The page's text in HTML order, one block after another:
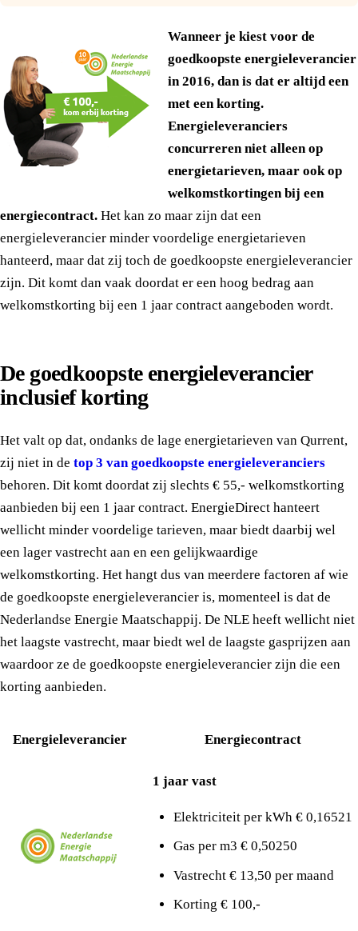
Wanneer je kiest voor de
goedkoopste energieleverancier
in 2016, dan is dat er altijd een
met een korting.
Energieleveranciers
concurreren niet alleen op
energietarieven, maar ook op
welkomstkortingen bij een
energiecontract. Het kan zo maar zijn dat een
energieleverancier minder voordelige energietarieven
hanteerd, maar dat zij toch de goedkoopste energieleverancier
zijn. Dit komt dan vaak doordat er een hoog bedrag aan
welkomstkorting bij een 1 jaar contract aangeboden wordt.
De goedkoopste energieleverancier
inclusief korting
Het valt op dat, ondanks de lage energietarieven van Qurrent,
zij niet in de top 3 van goedkoopste energieleveranciers
behoren. Dit komt doordat zij slechts € 55,- welkomstkorting
aanbieden bij een 1 jaar contract. EnergieDirect hanteert
wellicht minder voordelige tarieven, maar biedt daarbij wel
een lager vastrecht aan en een gelijkwaardige
welkomstkorting. Het hangt dus van meerdere factoren af wie
de goedkoopste energieleverancier is, momenteel is dat de
Nederlandse Energie Maatschappij. De NLE heeft wellicht niet
het laagste vastrecht, maar biedt wel de laagste gasprijzen aan
waardoor ze de goedkoopste energieleverancier zijn die een
korting aanbieden.
Energieleverancier Energiecontract
1 jaar vast
Elektriciteit per kWh € 0,16521
Gas per m3 € 0,50250
Vastrecht € 13,50 per maand
Korting € 100,-